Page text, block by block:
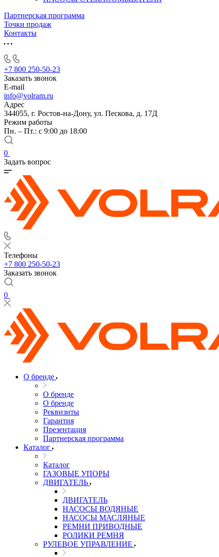
Партнерская программа
Точки продаж
Контакты
+7 800 250-50-23
Заказать звонок
E-mail
info@volram.ru
Адрес
344055, г. Ростов-на-Дону, ул. Пескова, д. 17Д
Режим работы
Пн. – Пт.: с 9:00 до 18:00
0
Задать вопрос
Телефоны
+7 800 250-50-23
Заказать звонок
0
О бренде
О бренде
О бренде
Реквизиты
Гарантия
Презентация
Партнерская программа
Каталог
Каталог
ГАЗОВЫЕ УПОРЫ
ДВИГАТЕЛЬ
ДВИГАТЕЛЬ
НАСОСЫ ВОДЯНЫЕ
НАСОСЫ МАСЛЯНЫЕ
РЕМНИ ПРИВОДНЫЕ
РОЛИКИ РЕМНЯ
РУЛЕВОЕ УПРАВЛЕНИЕ